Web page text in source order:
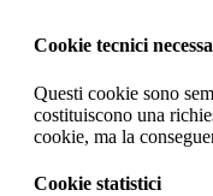
Cookie tecnici
Questi cookie sono
costituiscono una
cookie, ma la
Cookie statistici